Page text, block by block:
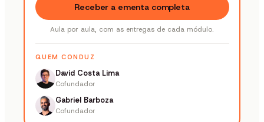
Receber a ementa completa
Aula por aula, com as entregas de cada módulo.
QUEM CONDUZ
David Costa Lima
Cofundador
Gabriel Barboza
Cofundador